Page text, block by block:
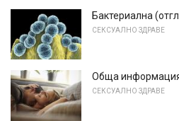
Бактериална
СЕКСУАЛНО ЗДРАВЕ
Обща информация
СЕКСУАЛНО ЗДРАВЕ